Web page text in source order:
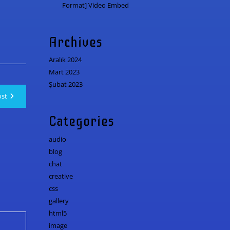
Format] Video Embed
Archives
Aralık 2024
Mart 2023
Şubat 2023
Categories
audio
blog
chat
creative
css
gallery
html5
image